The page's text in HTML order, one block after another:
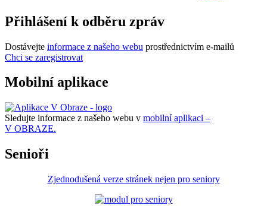
Přihlášení k odběru zpráv
Dostávejte informace z našeho webu prostřednictvím e-mailů
Chci se zaregistrovat
Mobilní aplikace
Sledujte informace z našeho webu v mobilní aplikaci –
V OBRAZE.
Senioři
Zjednodušená verze stránek nejen pro seniory